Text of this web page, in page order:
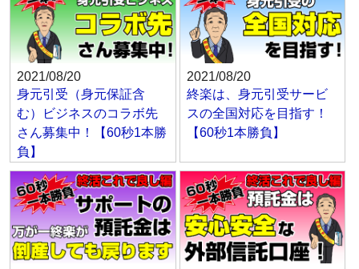
2021/08/20
身元引受（身元保証含
む）ビジネスのコラボ先
さん募集中！【60秒1本勝
負】
2021/08/20
終楽は、身元引受サービ
スの全国対応を目指す！
【60秒1本勝負】